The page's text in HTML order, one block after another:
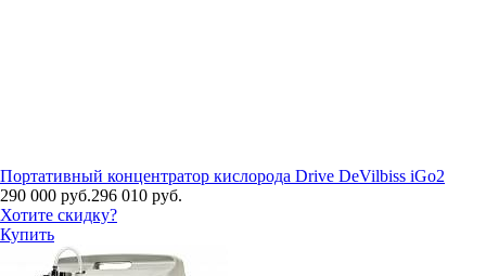
Портативный концентратор кислорода Drive DeVilbiss iGo2
290 000 руб.296 010 руб.
Хотите скидку?
Купить